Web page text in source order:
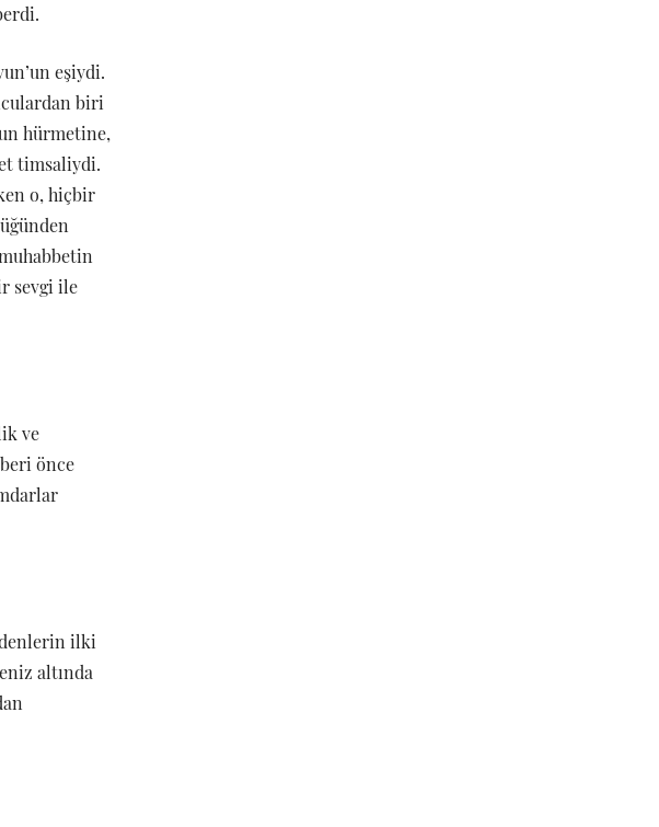
eşiydi.
biri
hürmetine,
timsaliydi.
o, hiçbir
sevgi ile
ve
önce
ilki
altında